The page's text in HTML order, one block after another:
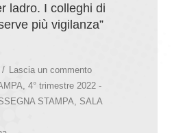
ladro. I colleghi di
più vigilanza”
Lascia un commento
4° trimestre 2022 -
STAMPA
SALA